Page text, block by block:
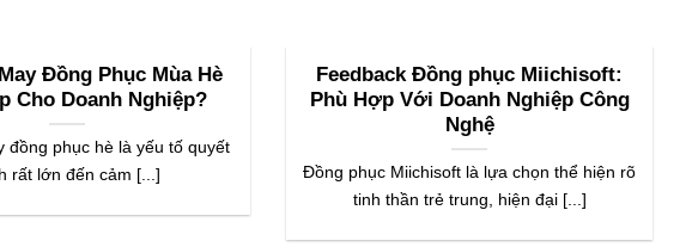
Đồng Phục Mùa Hè
Cho Doanh Nghiệp?
đồng phục hè là yếu tố quyết
rất lớn đến cảm [...]
Feedback Đồng phục Miichisoft:
Phù Hợp Với Doanh Nghiệp Công
Nghệ
Đồng phục Miichisoft là lựa chọn thể hiện rõ
tinh thần trẻ trung, hiện đại [...]